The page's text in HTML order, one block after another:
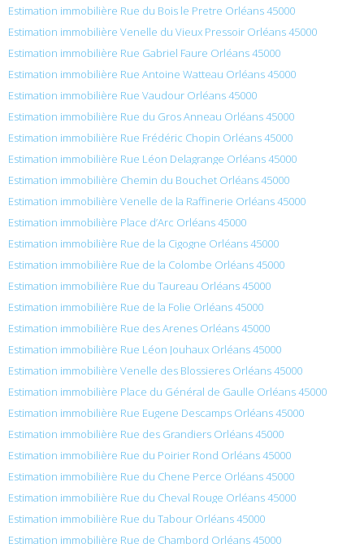
Estimation immobilière Rue du Bois le Pretre Orléans 45000
Estimation immobilière Venelle du Vieux Pressoir Orléans 45000
Estimation immobilière Rue Gabriel Faure Orléans 45000
Estimation immobilière Rue Antoine Watteau Orléans 45000
Estimation immobilière Rue Vaudour Orléans 45000
Estimation immobilière Rue du Gros Anneau Orléans 45000
Estimation immobilière Rue Frédéric Chopin Orléans 45000
Estimation immobilière Rue Léon Delagrange Orléans 45000
Estimation immobilière Chemin du Bouchet Orléans 45000
Estimation immobilière Venelle de la Raffinerie Orléans 45000
Estimation immobilière Place d’Arc Orléans 45000
Estimation immobilière Rue de la Cigogne Orléans 45000
Estimation immobilière Rue de la Colombe Orléans 45000
Estimation immobilière Rue du Taureau Orléans 45000
Estimation immobilière Rue de la Folie Orléans 45000
Estimation immobilière Rue des Arenes Orléans 45000
Estimation immobilière Rue Léon Jouhaux Orléans 45000
Estimation immobilière Venelle des Blossieres Orléans 45000
Estimation immobilière Place du Général de Gaulle Orléans 45000
Estimation immobilière Rue Eugene Descamps Orléans 45000
Estimation immobilière Rue des Grandiers Orléans 45000
Estimation immobilière Rue du Poirier Rond Orléans 45000
Estimation immobilière Rue du Chene Perce Orléans 45000
Estimation immobilière Rue du Cheval Rouge Orléans 45000
Estimation immobilière Rue du Tabour Orléans 45000
Estimation immobilière Rue de Chambord Orléans 45000